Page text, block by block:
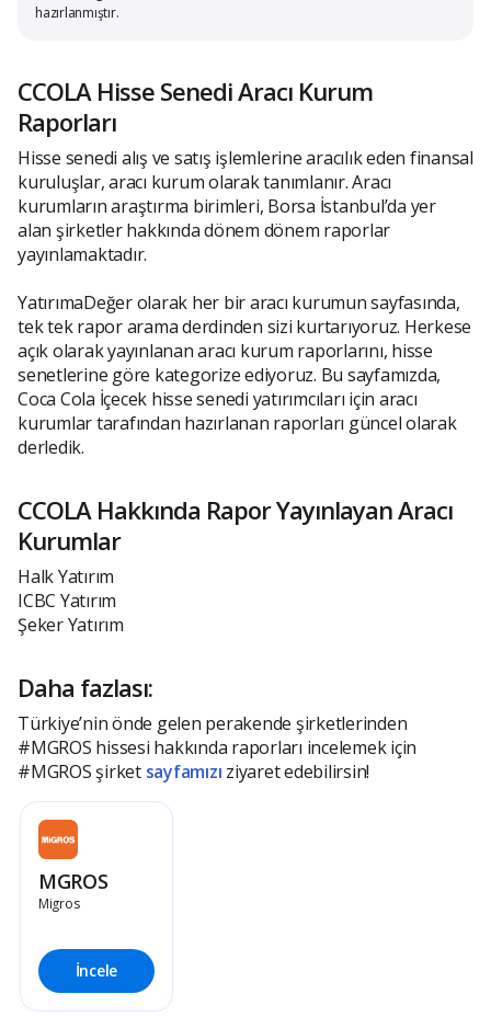
hazırlanmıştır.
CCOLA Hisse Senedi Aracı Kurum
Raporları
Hisse senedi alış ve satış işlemlerine aracılık eden finansal
kuruluşlar, aracı kurum olarak tanımlanır. Aracı
kurumların araştırma birimleri, Borsa İstanbul’da yer
alan şirketler hakkında dönem dönem raporlar
yayınlamaktadır.
YatırımaDeğer olarak her bir aracı kurumun sayfasında,
tek tek rapor arama derdinden sizi kurtarıyoruz. Herkese
açık olarak yayınlanan aracı kurum raporlarını, hisse
senetlerine göre kategorize ediyoruz. Bu sayfamızda,
Coca Cola İçecek hisse senedi yatırımcıları için aracı
kurumlar tarafından hazırlanan raporları güncel olarak
derledik.
CCOLA Hakkında Rapor Yayınlayan Aracı
Kurumlar
Halk Yatırım
ICBC Yatırım
Şeker Yatırım
Daha fazlası:
Türkiye’nin önde gelen perakende şirketlerinden
#MGROS hissesi hakkında raporları incelemek için
#MGROS şirket sayfamızı ziyaret edebilirsin!
MGROS
Migros
İncele